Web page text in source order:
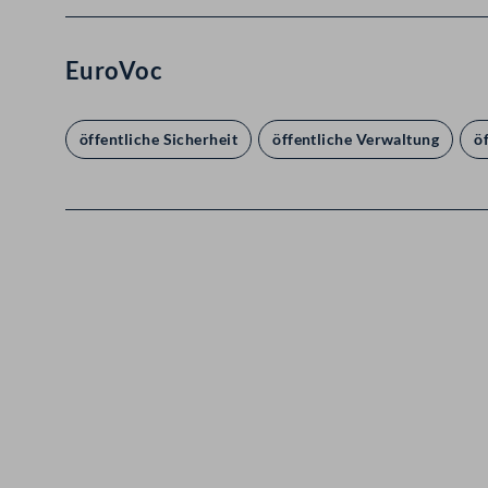
EuroVoc
öffentliche Sicherheit öffentliche Verwaltung